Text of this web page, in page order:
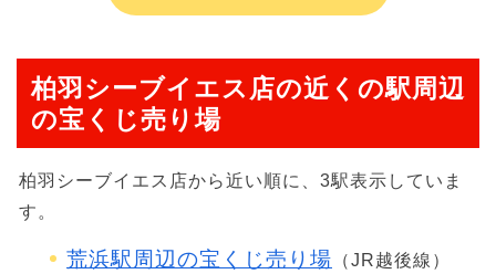
柏羽シーブイエス店の近くの駅周辺
の宝くじ売り場
柏羽シーブイエス店から近い順に、3駅表示していま
す。
荒浜駅周辺の宝くじ売り場 （JR越後線）